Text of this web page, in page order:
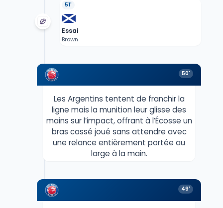
51'
Essai
Brown
50'
Les Argentins tentent de franchir la
ligne mais la munition leur glisse des
mains sur l’impact, offrant à l’Écosse un
bras cassé joué sans attendre avec
une relance entièrement portée au
large à la main.
49'